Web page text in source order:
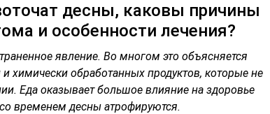
десны, каковы причины
и особенности лечения?
явление. Во многом это объясняется
химически обработанных продуктов, которые не
Еда оказывает большое влияние на здоровье
временем десны атрофируются.